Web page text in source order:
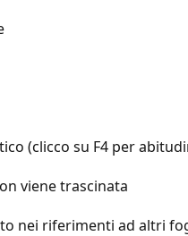
(clicco su F4 per
viene trascinata
nei riferimenti ad altri